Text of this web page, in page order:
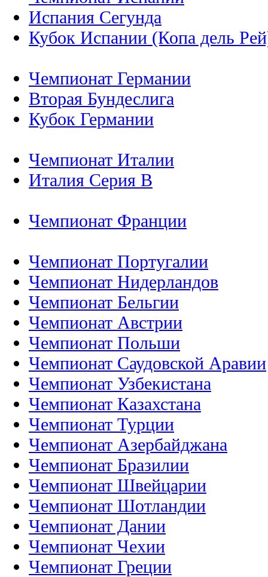
Испания Сегунда
Кубок Испании (Копа дель
Чемпионат Германии
Вторая Бундеслига
Кубок Германии
Чемпионат Италии
Италия Серия B
Чемпионат Франции
Чемпионат Португалии
Чемпионат Нидерландов
Чемпионат Бельгии
Чемпионат Австрии
Чемпионат Польши
Чемпионат Саудовской Аравии
Чемпионат Узбекистана
Чемпионат Казахстана
Чемпионат Турции
Чемпионат Азербайджана
Чемпионат Бразилии
Чемпионат Швейцарии
Чемпионат Шотландии
Чемпионат Дании
Чемпионат Чехии
Чемпионат Греции